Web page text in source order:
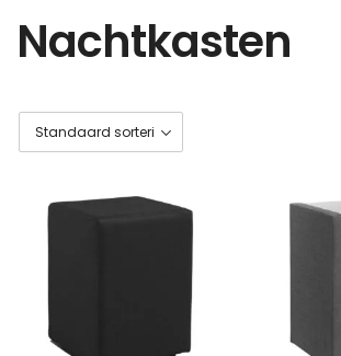
Nachtkasten